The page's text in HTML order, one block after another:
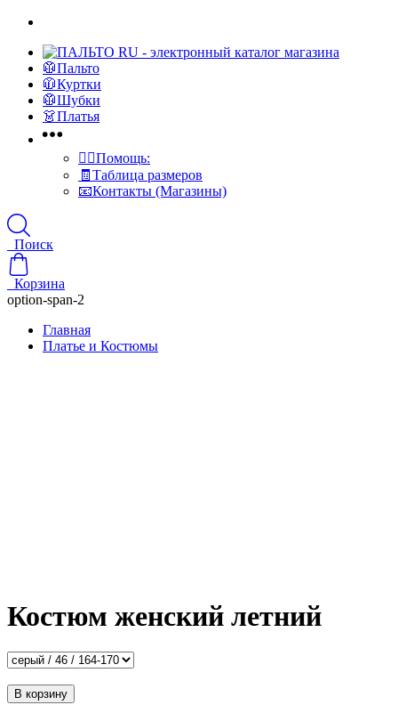
🥼Пальто
🧥Куртки
🥼Шубки
👗Платья
👍🏻Помощь:
🧾Таблица размеров
📧Контакты (Магазины)
Поиск
Корзина
option-span-2
Главная
Платье и Костюмы
Костюм женcкий летний
В корзину